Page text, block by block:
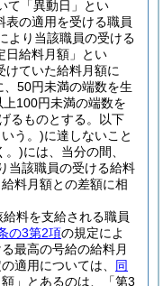
て「異動日」とい
表の適用を受ける職員
より当該職員の受ける
日給料月額」とい
けていた給料月額に
、50円未満の端数を生
100円未満の端数を
るものとする。以下
う。)に達しないこと
。)には、当分の間、
当該職員の受ける給料
料月額との差額に相
料を支給される職員
の3第2項の規定によ
最高の号給の給料月
適用については、 同
」とあるのは、「第3